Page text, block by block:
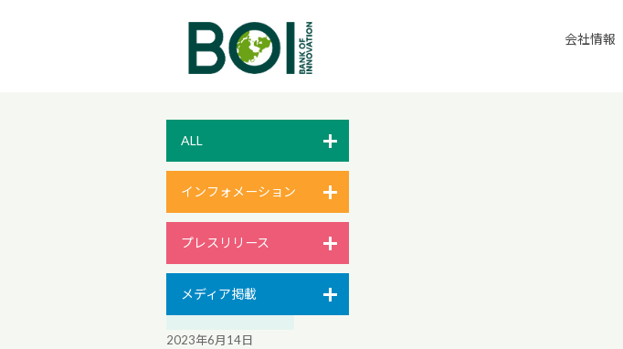
会社情報
ALL
インフォメーション
プレスリリース
メディア掲載
2023年6月14日